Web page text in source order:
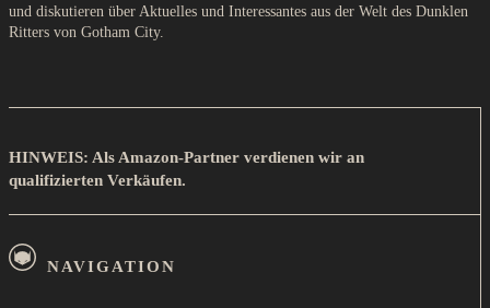
und diskutieren über Aktuelles und Interessantes aus der Welt des Dunklen
Ritters von Gotham City.
HINWEIS: Als Amazon-Partner verdienen wir an
qualifizierten Verkäufen.
NAVIGATION